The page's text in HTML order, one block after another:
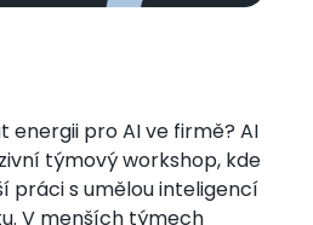
pro AI ve firmě? AI
týmový workshop, kde
práci s umělou inteligencí